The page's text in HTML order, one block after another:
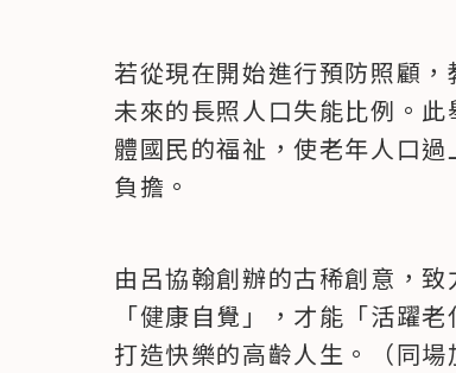
若從現在開始進行預防照顧
未來的長照人口失能比例。
體國民的福祉，使老年人口
負擔。
由呂協翰創辦的古稀創意，
「健康自覺」，才能「活躍
打造快樂的高齡人生。（同場